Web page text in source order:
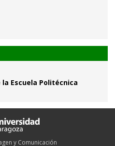
Escuela Politécnica
y Comunicación